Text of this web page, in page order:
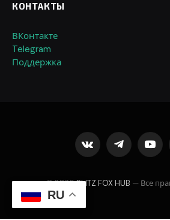
КОНТАКТЫ
ВКонтакте
Telegram
Поддержка
VKontakteTelegram
© 2026BLITZ FOX HUB — Все
RU